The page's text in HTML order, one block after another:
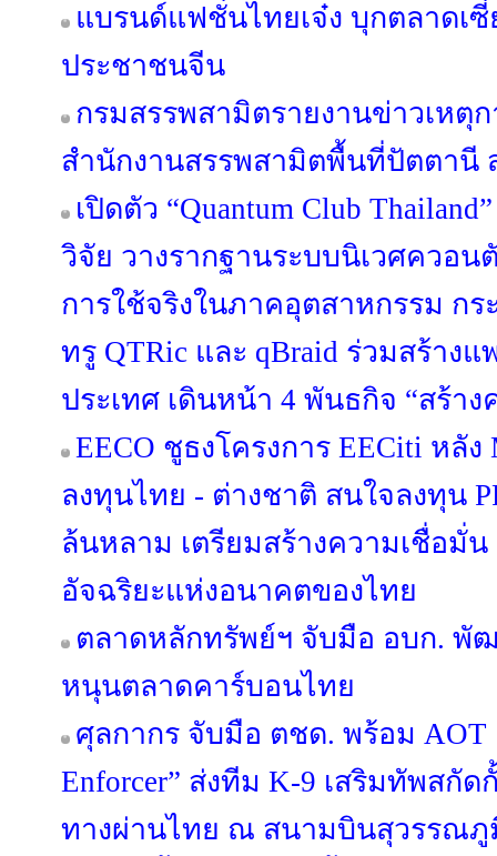
แบรนด์แฟชั่นไทยเจ๋ง บุกตลาดเ
ประชาชนจีน
กรมสรรพสามิตรายงานข่าวเหตุ
สำนักงานสรรพสามิตพื้นที่ปัตตานี
เปิดตัว “Quantum Club
วิจัย วางรากฐานระบบนิเวศควอน
การใช้จริงในภาคอุตสาหกรรม กร
ทรู QTRic และ qBraid ร่วมสร้าง
ประเทศ เดินหน้า 4 พันธกิจ “สร้าง
EECO ชูธงโครงการ EECiti หลัง
ลงทุนไทย - ต่างชาติ สนใจลงทุน
ล้นหลาม เตรียมสร้างความเชื่อมั่น
อัจฉริยะแห่งอนาคตของไทย
ตลาดหลักทรัพย์ฯ จับมือ อบก. พั
หนุนตลาดคาร์บอนไทย
ศุลกากร จับมือ ตชด. พร้อม AOT
Enforcer” ส่งทีม K-9 เสริมทัพสกั
ทางผ่านไทย ณ สนามบินสุวรรณภู